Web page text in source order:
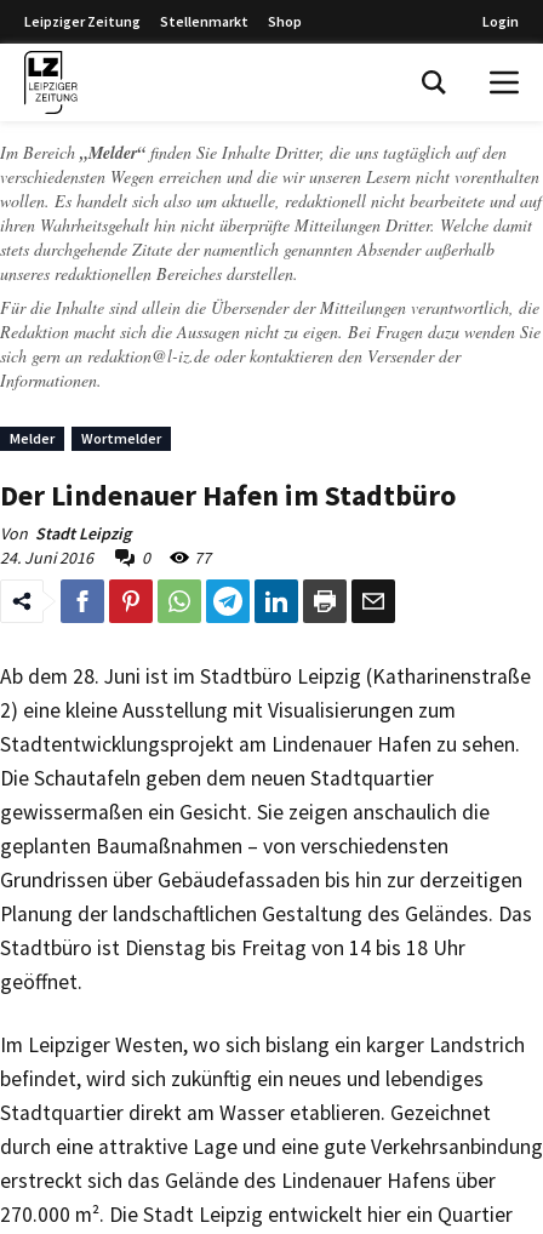
Leipziger Zeitung Stellenmarkt Shop Login
Im Bereich „Melder“ finden Sie Inhalte Dritter, die uns tagtäglich auf den
verschiedensten Wegen erreichen und die wir unseren Lesern nicht vorenthalten
wollen. Es handelt sich also um aktuelle, redaktionell nicht bearbeitete und auf
ihren Wahrheitsgehalt hin nicht überprüfte Mitteilungen Dritter. Welche damit
stets durchgehende Zitate der namentlich genannten Absender außerhalb
unseres redaktionellen Bereiches darstellen.
Für die Inhalte sind allein die Übersender der Mitteilungen verantwortlich, die
Redaktion macht sich die Aussagen nicht zu eigen. Bei Fragen dazu wenden Sie
sich gern an redaktion@l-iz.de oder kontaktieren den Versender der
Informationen.
Melder Wortmelder
Der Lindenauer Hafen im Stadtbüro
Von Stadt Leipzig
24. Juni 2016
0 77
Ab dem 28. Juni ist im Stadtbüro Leipzig (Katharinenstraße
2) eine kleine Ausstellung mit Visualisierungen zum
Stadtentwicklungsprojekt am Lindenauer Hafen zu sehen.
Die Schautafeln geben dem neuen Stadtquartier
gewissermaßen ein Gesicht. Sie zeigen anschaulich die
geplanten Baumaßnahmen – von verschiedensten
Grundrissen über Gebäudefassaden bis hin zur derzeitigen
Planung der landschaftlichen Gestaltung des Geländes. Das
Stadtbüro ist Dienstag bis Freitag von 14 bis 18 Uhr
geöffnet.
Im Leipziger Westen, wo sich bislang ein karger Landstrich
befindet, wird sich zukünftig ein neues und lebendiges
Stadtquartier direkt am Wasser etablieren. Gezeichnet
durch eine attraktive Lage und eine gute Verkehrsanbindung
erstreckt sich das Gelände des Lindenauer Hafens über
270.000 m². Die Stadt Leipzig entwickelt hier ein Quartier